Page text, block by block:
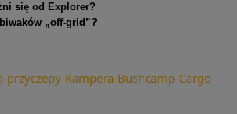
się od Explorer?
„off-grid”?
przyczepy-Kampera-Bushcamp-Cargo-